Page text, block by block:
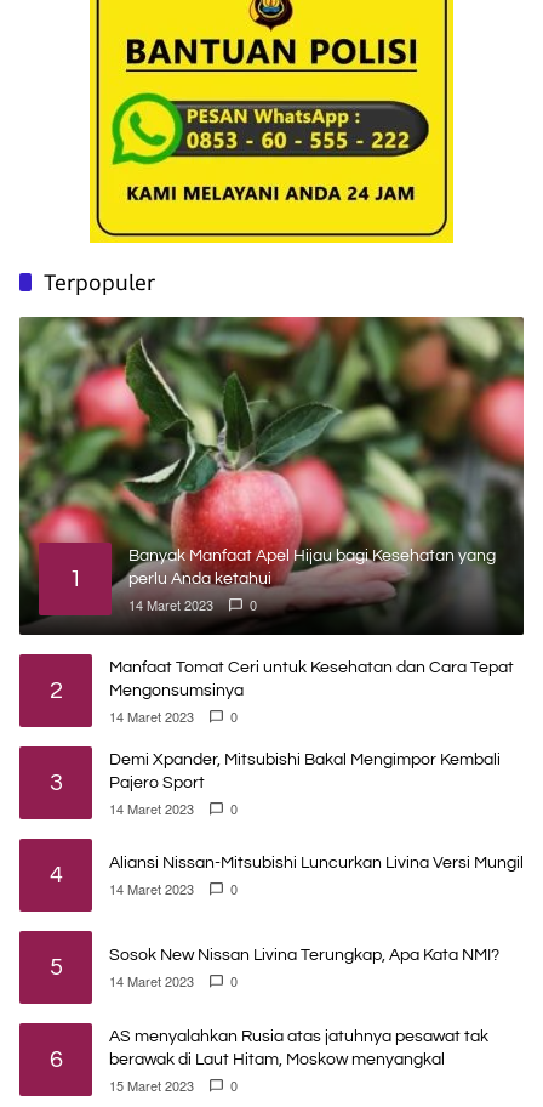
Terpopuler
1
Banyak Manfaat Apel Hijau bagi Kesehatan yang
perlu Anda ketahui
14 Maret 2023 0
2
Manfaat Tomat Ceri untuk Kesehatan dan Cara Tepat
Mengonsumsinya
14 Maret 2023 0
3
Demi Xpander, Mitsubishi Bakal Mengimpor Kembali
Pajero Sport
14 Maret 2023 0
4 Aliansi Nissan-Mitsubishi Luncurkan Livina Versi Mungil
14 Maret 2023 0
5 Sosok New Nissan Livina Terungkap, Apa Kata NMI?
14 Maret 2023 0
6
AS menyalahkan Rusia atas jatuhnya pesawat tak
berawak di Laut Hitam, Moskow menyangkal
15 Maret 2023 0